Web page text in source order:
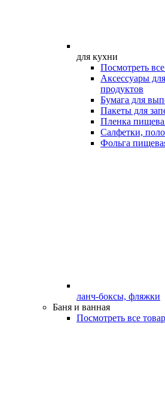
для кухни
Посмотреть
Аксессуары
продуктов
Бумага для
Пакеты для
Пленка
Салфетки,
Фольга
ланч-боксы, фляжки
Баня и ванная
Посмотреть все